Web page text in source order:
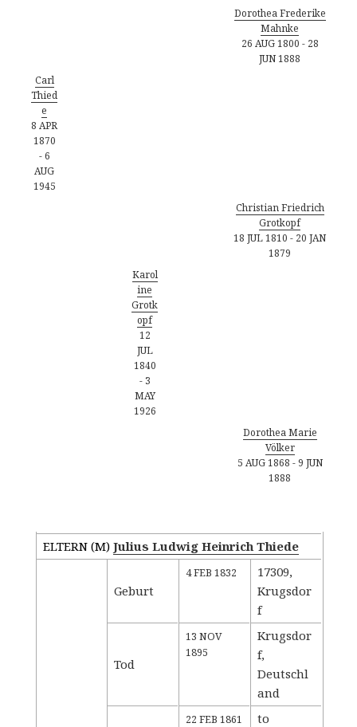
Dorothea Frederike
Mahnke
26 AUG 1800 - 28
JUN 1888
Carl
Thied
e
8 APR
1870
-6
AUG
1945
Christian Friedrich
Grotkopf
18 JUL 1810 - 20 JAN
1879
Karol
ine
Grotk
opf
12
JUL
1840
- 3
MAY
1926
Dorothea Marie
Völker
5 AUG 1868 -9 JUN
1888
ELTERN (M) Julius Ludwig Heinrich Thiede
Geburt
4 FEB 1832
17309,
Krugsdor
f
Tod
13 NOV
1895
Krugsdor
f,
Deutschl
and
22 FEB 1861
to